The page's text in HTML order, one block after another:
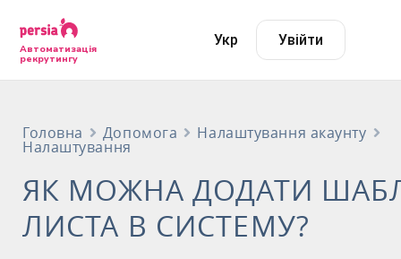
Автоматизація
рекрутингу
Укр Увійти
Головна Допомога Налаштування акаунту
Налаштування
ЯК МОЖНА ДОДАТИ
ЛИСТА В СИСТЕМУ?